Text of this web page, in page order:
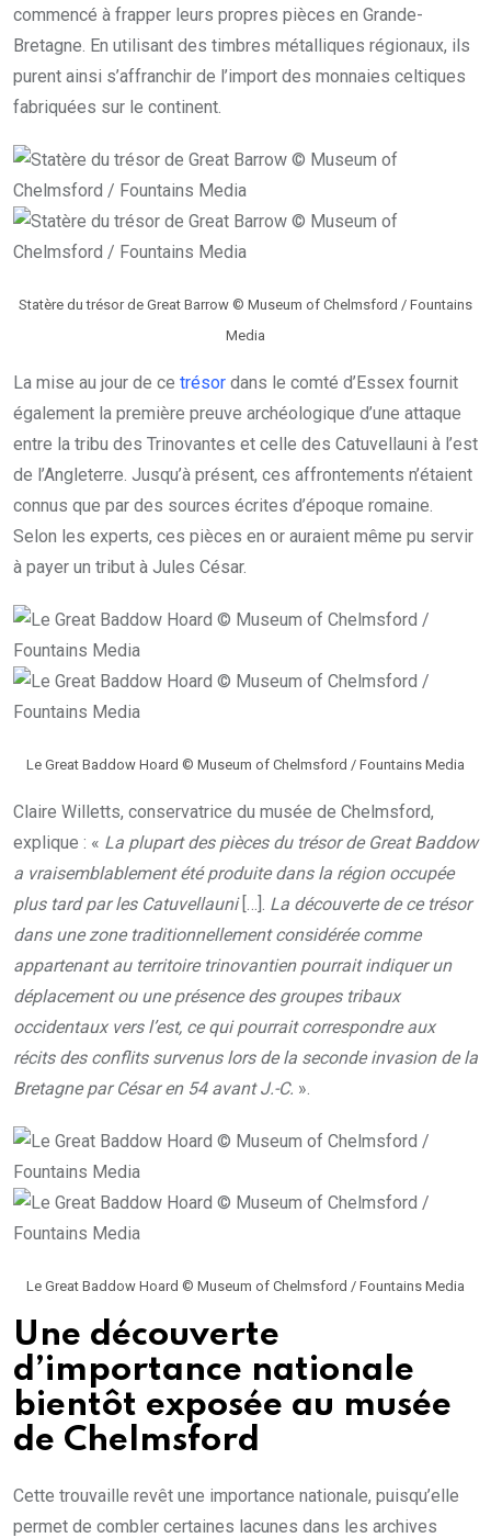
commencé à frapper leurs propres pièces en Grande-
Bretagne. En utilisant des timbres métalliques régionaux, ils
purent ainsi s’affranchir de l’import des monnaies celtiques
fabriquées sur le continent.
Statère du trésor de Great Barrow © Museum of Chelmsford / Fountains
Media
La mise au jour de ce trésor dans le comté d’Essex fournit
également la première preuve archéologique d’une attaque
entre la tribu des Trinovantes et celle des Catuvellauni à l’est
de l’Angleterre. Jusqu’à présent, ces affrontements n’étaient
connus que par des sources écrites d’époque romaine.
Selon les experts, ces pièces en or auraient même pu servir
à payer un tribut à Jules César.
Le Great Baddow Hoard © Museum of Chelmsford / Fountains Media
Claire Willetts, conservatrice du musée de Chelmsford,
explique : « La plupart des pièces du trésor de Great Baddow
a vraisemblablement été produite dans la région occupée
plus tard par les Catuvellauni […]. La découverte de ce trésor
dans une zone traditionnellement considérée comme
appartenant au territoire trinovantien pourrait indiquer un
déplacement ou une présence des groupes tribaux
occidentaux vers l’est, ce qui pourrait correspondre aux
récits des conflits survenus lors de la seconde invasion de la
Bretagne par César en 54 avant J.-C. ».
Le Great Baddow Hoard © Museum of Chelmsford / Fountains Media
Une découverte
d’importance nationale
bientôt exposée au musée
de Chelmsford
Cette trouvaille revêt une importance nationale, puisqu’elle
permet de combler certaines lacunes dans les archives